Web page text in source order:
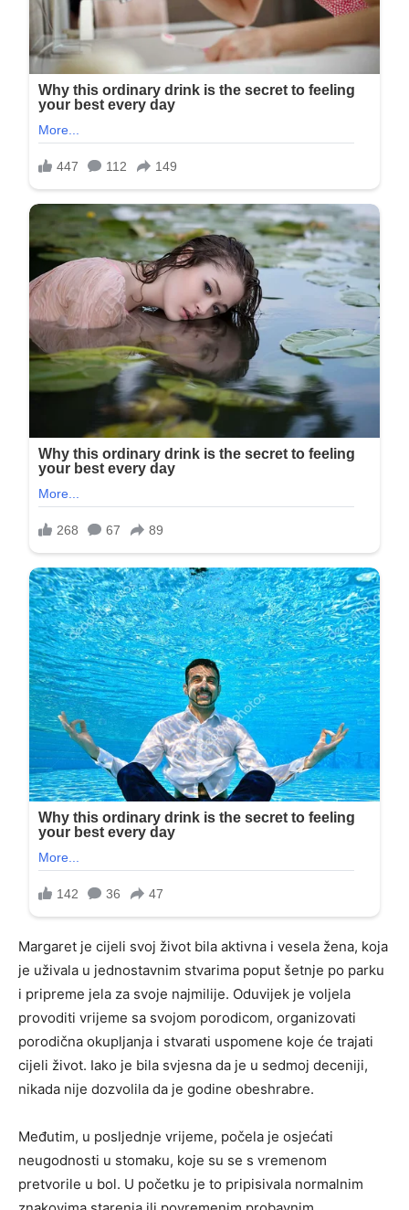
Margaret je cijeli svoj život bila aktivna i vesela žena, koja
je uživala u jednostavnim stvarima poput šetnje po parku
i pripreme jela za svoje najmilije. Oduvijek je voljela
provoditi vrijeme sa svojom porodicom, organizovati
porodična okupljanja i stvarati uspomene koje će trajati
cijeli život. Iako je bila svjesna da je u sedmoj deceniji,
nikada nije dozvolila da je godine obeshrabre.
Međutim, u posljednje vrijeme, počela je osjećati
neugodnosti u stomaku, koje su se s vremenom
pretvorile u bol. U početku je to pripisivala normalnim